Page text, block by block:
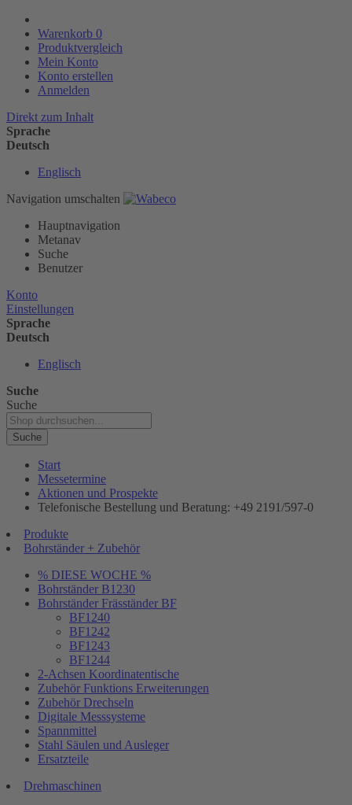
Warenkorb 0
Produktvergleich
Mein Konto
Konto erstellen
Anmelden
Direkt zum Inhalt
Sprache
Deutsch
Englisch
Navigation umschalten
Hauptnavigation
Metanav
Suche
Benutzer
Konto
Einstellungen
Sprache
Deutsch
Englisch
Suche
Suche
Suche
Start
Messetermine
Aktionen und Prospekte
Telefonische Bestellung und Beratung: +49 2191/597-0
Produkte
Bohrständer + Zubehör
% DIESE WOCHE %
Bohrständer B1230
Bohrständer Fräsständer BF
BF1240
BF1242
BF1243
BF1244
2-Achsen Koordinatentische
Zubehör Funktions Erweiterungen
Zubehör Drechseln
Digitale Messsysteme
Spannmittel
Stahl Säulen und Ausleger
Ersatzteile
Drehmaschinen